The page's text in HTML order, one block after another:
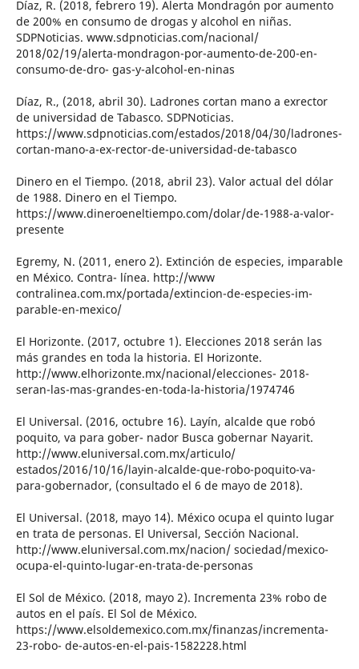
Díaz, R. (2018, febrero 19). Alerta Mondragón por aumento
de 200% en consumo de drogas y alcohol en niñas.
SDPNoticias. www.sdpnoticias.com/nacional/
2018/02/19/alerta-mondragon-por-aumento-de-200-en-
consumo-de-dro- gas-y-alcohol-en-ninas
Díaz, R., (2018, abril 30). Ladrones cortan mano a exrector
de universidad de Tabasco. SDPNoticias.
https://www.sdpnoticias.com/estados/2018/04/30/ladrones-
cortan-mano-a-ex-rector-de-universidad-de-tabasco
Dinero en el Tiempo. (2018, abril 23). Valor actual del dólar
de 1988. Dinero en el Tiempo.
https://www.dineroeneltiempo.com/dolar/de-1988-a-valor-
presente
Egremy, N. (2011, enero 2). Extinción de especies, imparable
en México. Contra- línea. http://www
contralinea.com.mx/portada/extincion-de-especies-im-
parable-en-mexico/
El Horizonte. (2017, octubre 1). Elecciones 2018 serán las
más grandes en toda la historia. El Horizonte.
http://www.elhorizonte.mx/nacional/elecciones- 2018-
seran-las-mas-grandes-en-toda-la-historia/1974746
El Universal. (2016, octubre 16). Layín, alcalde que robó
poquito, va para gober- nador Busca gobernar Nayarit.
http://www.eluniversal.com.mx/articulo/
estados/2016/10/16/layin-alcalde-que-robo-poquito-va-
para-gobernador, (consultado el 6 de mayo de 2018).
El Universal. (2018, mayo 14). México ocupa el quinto lugar
en trata de personas. El Universal, Sección Nacional.
http://www.eluniversal.com.mx/nacion/ sociedad/mexico-
ocupa-el-quinto-lugar-en-trata-de-personas
El Sol de México. (2018, mayo 2). Incrementa 23% robo de
autos en el país. El Sol de México.
https://www.elsoldemexico.com.mx/finanzas/incrementa-
23-robo- de-autos-en-el-pais-1582228.html